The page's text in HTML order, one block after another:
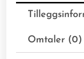
Omtaler (0)